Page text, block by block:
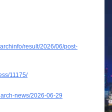
result/2026/06/post-
11175/
news/2026-06-29